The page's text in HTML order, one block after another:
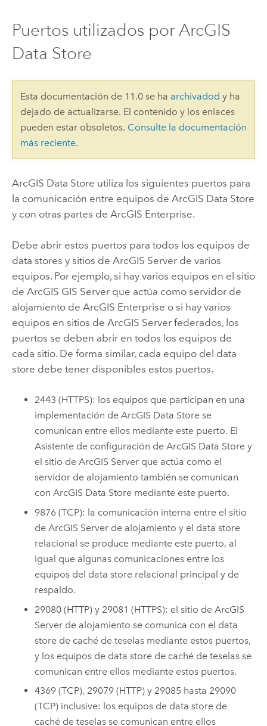
Puertos utilizados por ArcGIS
Data Store
Esta documentación de 11.0 se ha archivadod y ha
dejado de actualizarse. El contenido y los enlaces
pueden estar obsoletos. Consulte la documentación
más reciente.
ArcGIS Data Store utiliza los siguientes puertos para
la comunicación entre equipos de ArcGIS Data Store
y con otras partes de ArcGIS Enterprise.
Debe abrir estos puertos para todos los equipos de
data stores y sitios de ArcGIS Serverde varios
equipos. Por ejemplo, si hay varios equipos en el sitio
de ArcGIS GIS Serverque actúa como servidor de
alojamiento de ArcGIS Enterprise o si hay varios
equipos en sitios de ArcGIS Serverfederados, los
puertos se deben abrir en todos los equipos de
cada sitio. De forma similar, cada equipo del data
store debe tener disponibles estos puertos.
2443 (HTTPS): los equipos que participan en una
implementación deArcGIS Data Store se
comunican entre ellos mediante este puerto. El
Asistente de configuración deArcGIS Data Store y
el sitio deArcGIS Server que actúa como el
servidor de alojamiento también se comunican
conArcGIS Data Store mediante este puerto.
9876 (TCP): la comunicación interna entre el sitio
deArcGIS Server de alojamiento y el data store
relacional se produce mediante este puerto, al
igual que algunas comunicaciones entre los
equipos del data store relacional principal y de
respaldo.
29080 (HTTP) y 29081 (HTTPS): el sitio deArcGIS
Server de alojamiento se comunica con el data
store de caché de teselas mediante estos puertos,
y los equipos de data store de caché de teselas se
comunican entre ellos mediante estos puertos.
4369 (TCP), 29079 (HTTP) y 29085 hasta 29090
(TCP) inclusive: los equipos de data store de
caché de teselas se comunican entre ellos